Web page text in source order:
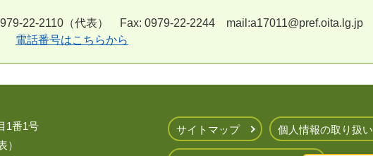
22-2110（代表） Fax: 0979-22-2244 mail:a17011@pref.oita.lg.jp
電話番号はこちらから
1番1号
）
サイトマップ 個人情報の取り扱い